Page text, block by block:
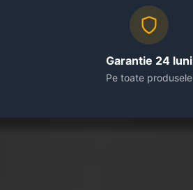
Garantie 24 luni
Pe toate produsele